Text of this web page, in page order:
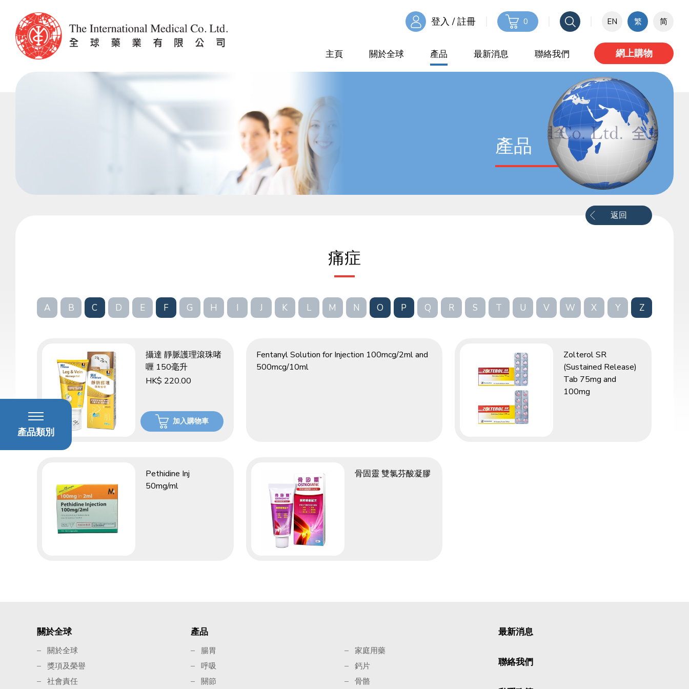
登入 / 註冊 0 EN 繁 简
主頁 關於全球 產品 最新消息 聯絡我們 網上購物
產品
返回
痛症
A B C D E F G H I J K L M N O P Q R S T U V W X Y Z
攝達 靜脈護理滾珠啫
喱 150毫升
HK$ 220.00
加入購物車
Fentanyl Solution for Injection 100mcg/2ml and
500mcg/10ml
Zolterol SR
(Sustained Release)
Tab 75mg and
100mg
Pethidine Inj
50mg/ml
骨固靈 雙氯芬酸凝膠
產品類別
關於全球
關於全球
獎項及榮譽
社會責任
產品
腸胃
家庭用藥
呼吸
鈣片
關節
骨骼
最新消息
聯絡我們